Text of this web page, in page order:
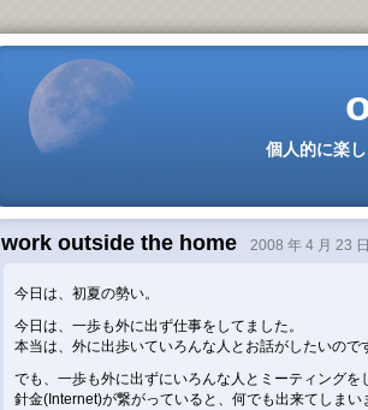
個人的に楽
work outside the home 2008 年 4 月 23 日
今日は、初夏の勢い。
今日は、一歩も外に出ず仕事をしてました。
本当は、外に出歩いていろんな人とお話がしたいので
でも、一歩も外に出ずにいろんな人とミーティングを
針金(Internet)が繋がっていると、何でも出来てしまい